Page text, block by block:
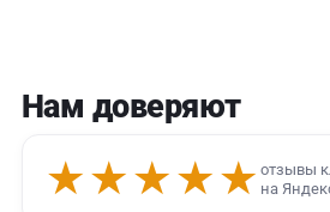
Нам доверяют
★★★★★ отзывы
на